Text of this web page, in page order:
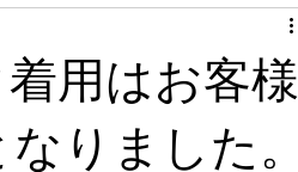
用はお客様
りました。